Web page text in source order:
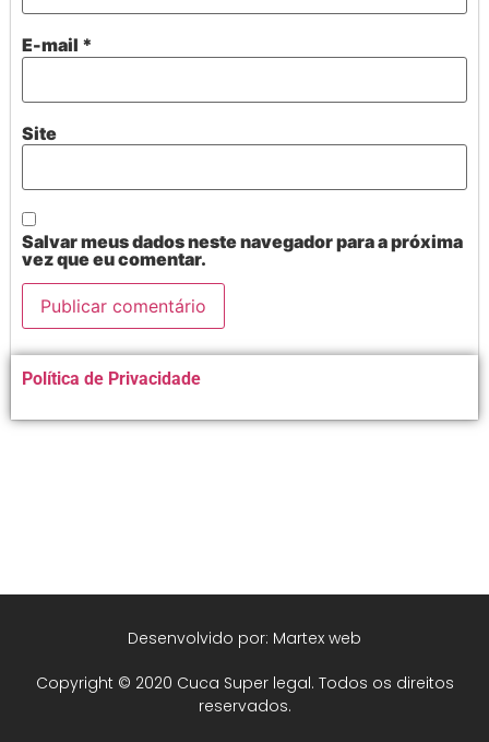
E-mail *
Site
Salvar meus dados neste navegador para a próxima
vez que eu comentar.
Alternative:
Política de Privacidade
Copyright © 2020 Cuca Super legal. Todos os direitos
reservados.
Desenvolvido por: Martex web